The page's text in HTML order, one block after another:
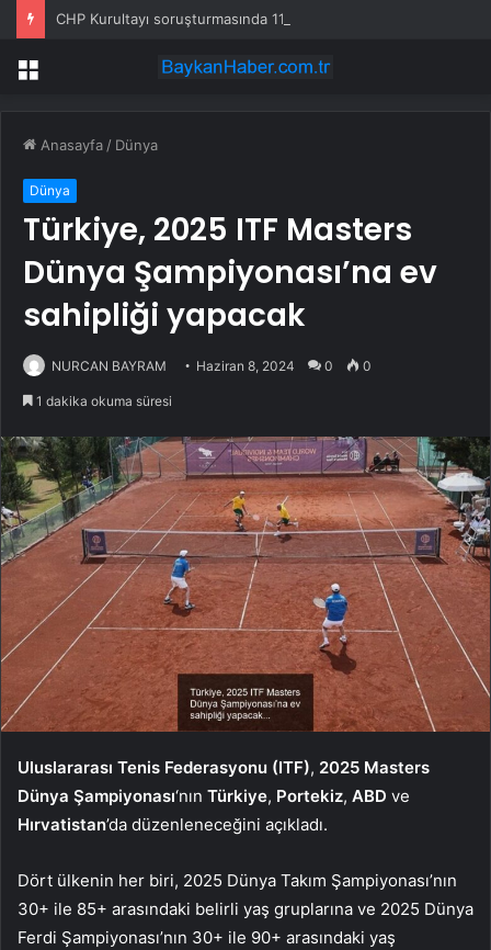
Menü
Anasayfa / Dünya
Dünya
Türkiye, 2025 ITF Masters
Dünya Şampiyonası’na ev
sahipliği yapacak
NURCAN BAYRAM Haziran 8, 2024 0 0
1 dakika okuma süresi
Uluslararası Tenis Federasyonu (ITF), 2025 Masters
Dünya Şampiyonası‘nın Türkiye, Portekiz, ABD ve
Hırvatistan’da düzenleneceğini açıkladı.
Dört ülkenin her biri, 2025 Dünya Takım Şampiyonası’nın
30+ ile 85+ arasındaki belirli yaş gruplarına ve 2025 Dünya
Ferdi Şampiyonası’nın 30+ ile 90+ arasındaki yaş